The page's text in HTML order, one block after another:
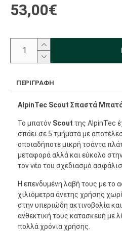
53,00€
ΠΕΡΙΓΡΑΦΉ
AlpinTec Scout Σπαστά
Το μπατόν Scout της AlpinTec
σπάει σε 5 τμήματα με
οποιαδήποτε μικρή τσάντα
μεταφορά αλλά και εύκολο
τον νέο του σχεδιασμό
Η επενδυμένη λαβή τους με το
χιλιόμετρα άνετης χρήσης
στην υπεριώδη ακτινοβολία
ανθεκτική τους κατασκευή με
πολλά χρόνια χρήσης.